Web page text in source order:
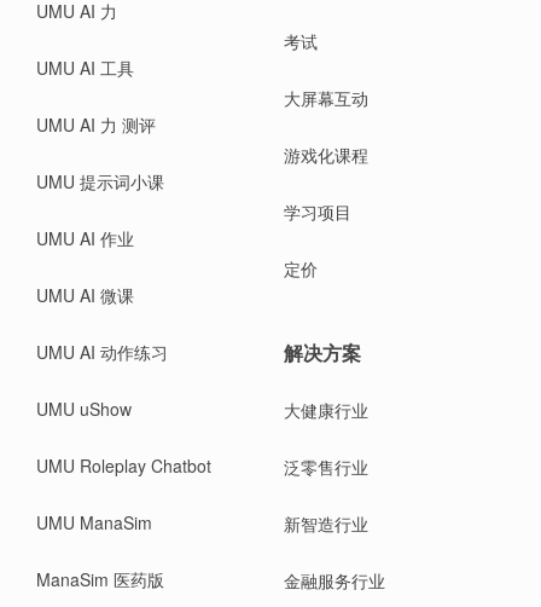
UMU AI 力
UMU AI 工具
UMU AI 力 测评
UMU 提示词小课
UMU AI 作业
UMU AI 微课
UMU AI 动作练习
UMU uShow
UMU Roleplay Chatbot
UMU ManaSim
ManaSim 医药版
考试
大屏幕互动
游戏化课程
学习项目
定价
解决方案
大健康行业
泛零售行业
新智造行业
金融服务行业